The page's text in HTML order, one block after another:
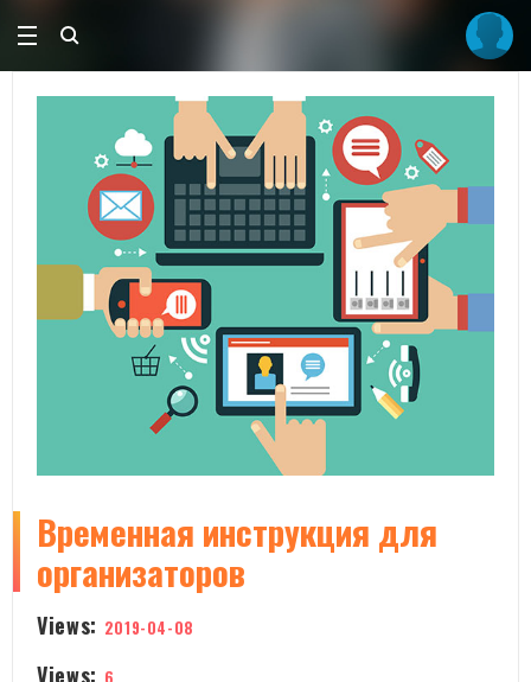
​Временная инструкция для
организаторов
Views: 2019-04-08
Views: 6